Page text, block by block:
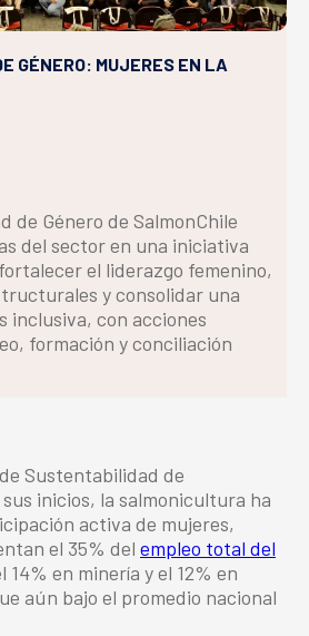
GÉNERO: MUJERES EN LA
de Género de SalmonChile
del sector en una iniciativa
el liderazgo femenino,
y consolidar una
inclusiva, con acciones
formación y conciliación
Sustentabilidad de
inicios, la salmonicultura ha
activa de mujeres,
el 35% del empleo total del
en minería y el 12% en
aún bajo el promedio nacional